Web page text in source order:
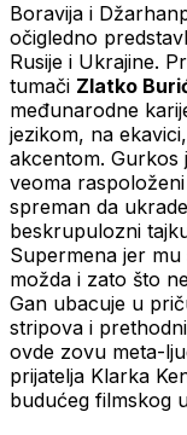
Boravija i
očigledno
Rusije i Ukrajine.
tumači Zlatko
međunarodne
jezikom, na
akcentom. Gurkos
veoma
spreman da
beskrupulozni
Supermena jer
možda i zato što
Gan ubacuje u
stripova i
ovde zovu meta-
prijatelja Klarka
budućeg filmskog